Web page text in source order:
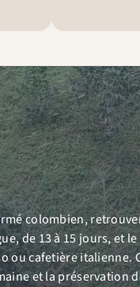
colombien,
de 13 à 15 jours, et
ou cafetière italienne.
et la préservation